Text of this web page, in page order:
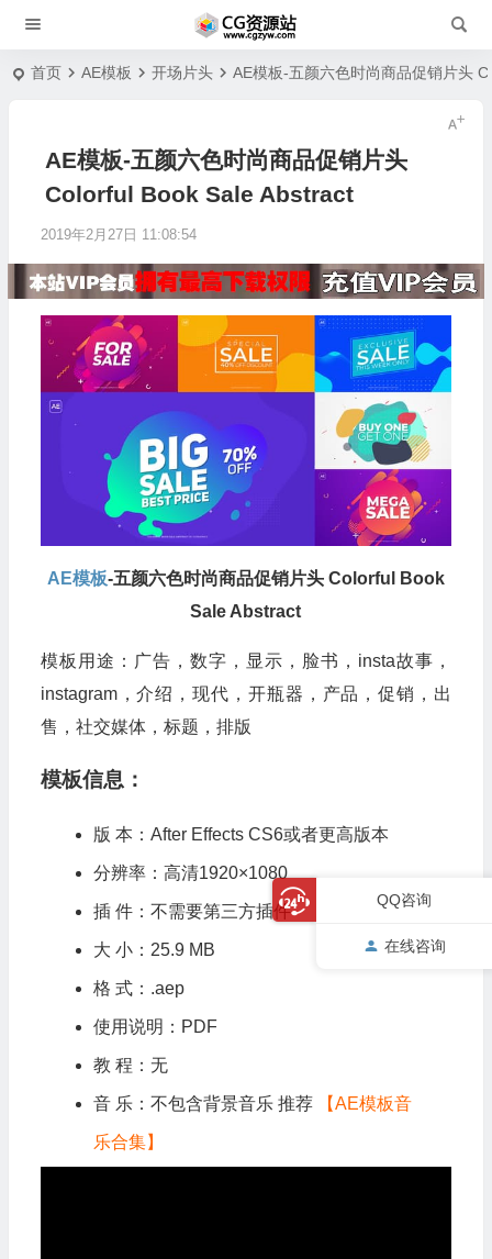
首页 AE模板 开场片头 AE模板-五颜六色时尚商品促销片头
AE模板-五颜六色时尚商品促销片头
Colorful Book Sale Abstract
2019年2月27日 11:08:54
AE模板-五颜六色时尚商品促销片头 Colorful Book
Sale Abstract
模板用途：广告，数字，显示，脸书，insta故事，
instagram，介绍，现代，开瓶器，产品，促销，出
售，社交媒体，标题，排版
模板信息：
版 本：After Effects CS6或者更高版本
分辨率：高清1920×1080
插 件：不需要第三方插件
大 小：25.9 MB
格 式：.aep
使用说明：PDF
教 程：无
音 乐：不包含背景音乐 推荐 【AE模板音
乐合集】
QQ咨询
在线咨询